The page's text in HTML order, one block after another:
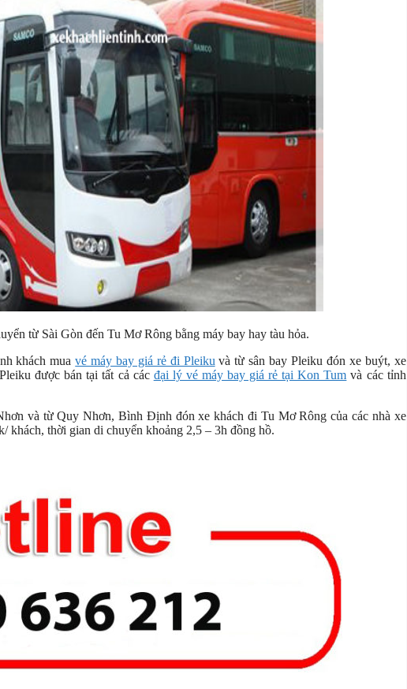
từ Sài Gòn đến Tu Mơ Rông bằng máy bay hay tàu hỏa.
khách muavé máy bay giá rẻ đi Pleiku và từ sân bay Pleiku đón xe buýt, xe
được bán tại tất cả các đại lý vé máy bay giá rẻ tại Kon Tum và các tỉnh
và từ Quy Nhơn, Bình Định đón xe khách đi Tu Mơ Rông của các nhà xe
thời gian di chuyển khoảng 2,5 – 3h đồng hồ.